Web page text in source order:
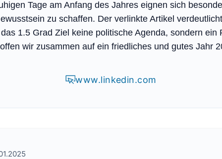
Tage am Anfang des Jahres eignen sich
zu schaffen. Der verlinkte Artikel
1.5 Grad Ziel keine politische Agenda, sondern ein
wir zusammen auf ein friedliches und gutes Jahr
www.linkedin.com